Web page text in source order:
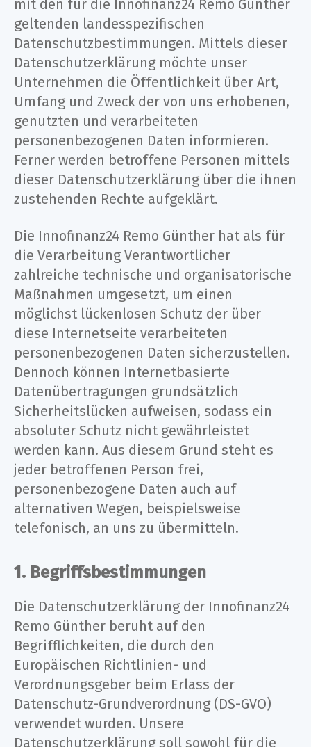
mit den für die Innofinanz24 Remo Günther
geltenden landesspezifischen
Datenschutzbestimmungen. Mittels dieser
Datenschutzerklärung möchte unser
Unternehmen die Öffentlichkeit über Art,
Umfang und Zweck der von uns erhobenen,
genutzten und verarbeiteten
personenbezogenen Daten informieren.
Ferner werden betroffene Personen mittels
dieser Datenschutzerklärung über die ihnen
zustehenden Rechte aufgeklärt.
Die Innofinanz24 Remo Günther hat als für
die Verarbeitung Verantwortlicher
zahlreiche technische und organisatorische
Maßnahmen umgesetzt, um einen
möglichst lückenlosen Schutz der über
diese Internetseite verarbeiteten
personenbezogenen Daten sicherzustellen.
Dennoch können Internetbasierte
Datenübertragungen grundsätzlich
Sicherheitslücken aufweisen, sodass ein
absoluter Schutz nicht gewährleistet
werden kann. Aus diesem Grund steht es
jeder betroffenen Person frei,
personenbezogene Daten auch auf
alternativen Wegen, beispielsweise
telefonisch, an uns zu übermitteln.
1. Begriffsbestimmungen
Die Datenschutzerklärung der Innofinanz24
Remo Günther beruht auf den
Begrifflichkeiten, die durch den
Europäischen Richtlinien- und
Verordnungsgeber beim Erlass der
Datenschutz-Grundverordnung (DS-GVO)
verwendet wurden. Unsere
Datenschutzerklärung soll sowohl für die